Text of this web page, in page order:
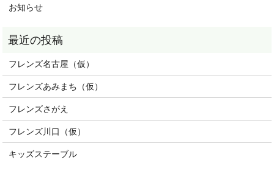
お知らせ
フレンズ名古屋（仮）
フレンズあみまち（仮）
フレンズさがえ
フレンズ川口（仮）
キッズステーブル